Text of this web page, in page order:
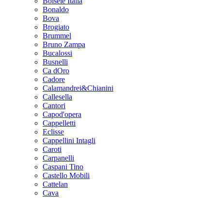
Bonaldo
Bova
Brogiato
Brummel
Bruno Zampa
Bucalossi
Busnelli
Ca dOro
Cadore
Calamandrei&Chianini
Callesella
Cantori
Capod'opera
Cappelletti
Eclisse
Cappellini Intagli
Caroti
Carpanelli
Caspani Tino
Castello Mobili
Cattelan
Cava